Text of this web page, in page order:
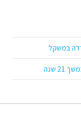
במשקל
שנה